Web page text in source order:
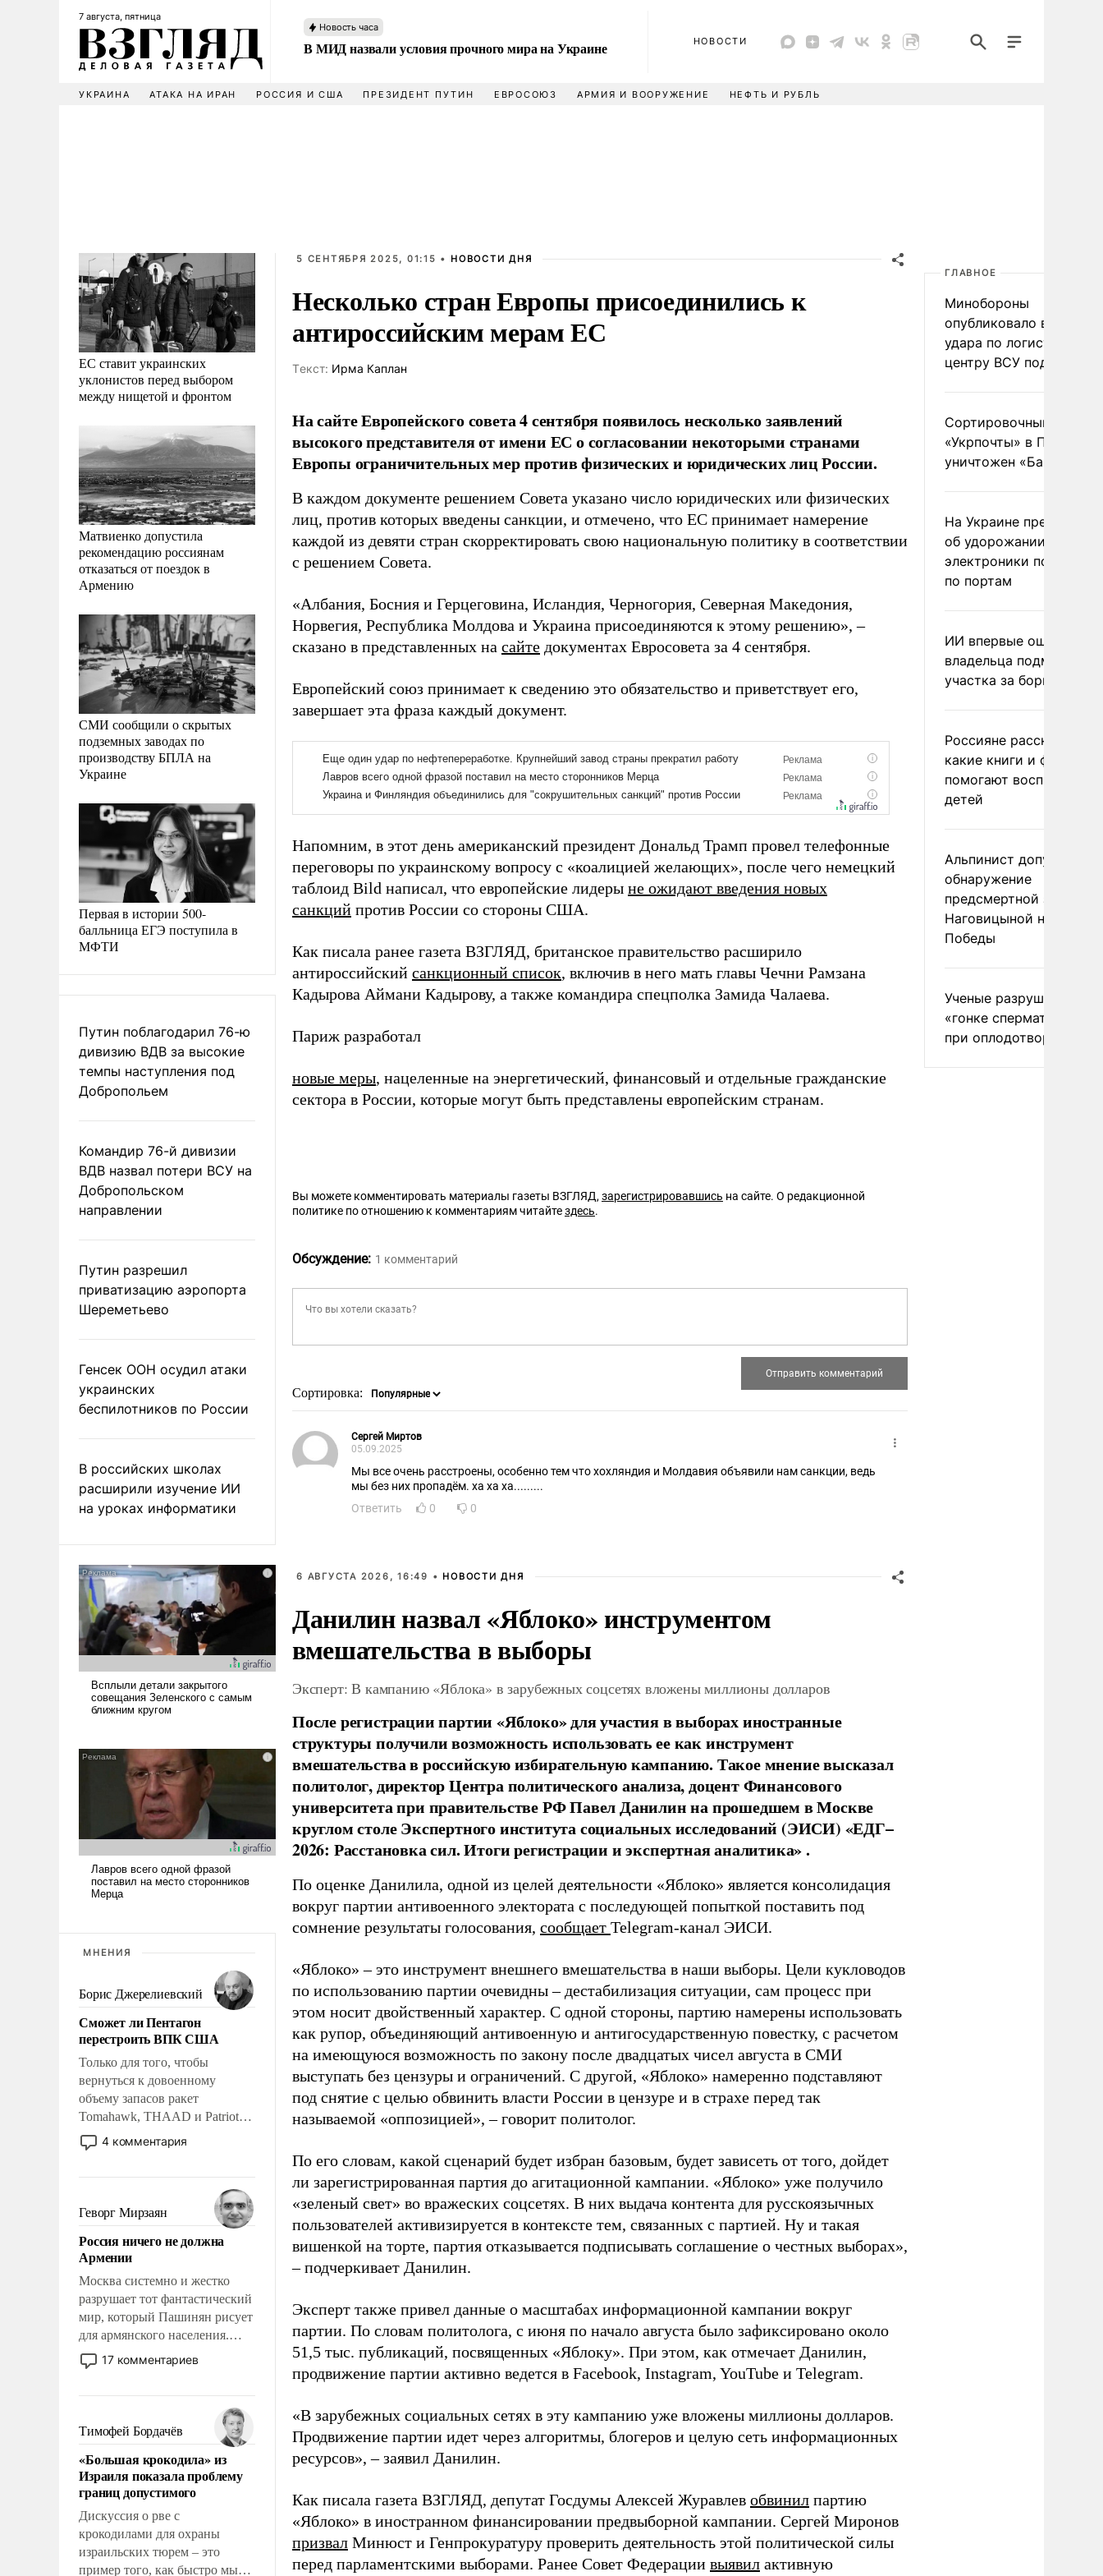
7 августа, пятница
Новость часа
В МИД назвали условия прочного мира на Украине НОВОСТИ
УКРАИНА АТАКА НА ИРАН РОССИЯ И США ПРЕЗИДЕНТ ПУТИН ЕВРОСОЮЗ АРМИЯ И ВООРУЖЕНИЕ НЕФТЬ И РУБЛЬ
ЕС ставит украинских
уклонистов перед выбором
между нищетой и фронтом
Матвиенко допустила
рекомендацию россиянам
отказаться от поездок в
Армению
СМИ сообщили о скрытых
подземных заводах по
производству БПЛА на
Украине
Первая в истории 500-
балльница ЕГЭ поступила в
МФТИ
Путин поблагодарил 76-ю
дивизию ВДВ за высокие
темпы наступления под
Добропольем
Командир 76-й дивизии
ВДВ назвал потери ВСУ на
Добропольском
направлении
Путин разрешил
приватизацию аэропорта
Шереметьево
Генсек ООН осудил атаки
украинских
беспилотников по России
В российских школах
расширили изучение ИИ
на уроках информатики
МНЕНИЯ
Борис Джерелиевский
Сможет ли Пентагон
перестроить ВПК США
Только для того, чтобы
вернуться к довоенному
объему запасов ракет
Tomahawk, THAAD и Patriot
США потребуется более трех
лет. Даже небольшая война с
Сложившаяся ситуация
означает многолетний период
уязвимости США, например,
перед Китаем.
4 комментария
Геворг Мирзаян
Россия ничего не должна
Армении
Москва системно и жестко
разрушает тот фантастический
мир, который Пашинян рисует
для армянского населения.
Мир, где политические
прожекты будут безусловно
налогоплательщиков и где
Еревану за свои поступки не
нужно отвечать.
17 комментариев
Тимофей Бордачёв
«Большая крокодила» из
Израиля показала проблему
границ допустимого
Дискуссия о рве с
крокодилами для охраны
израильских тюрем – это
пример того, как быстро мы
5 СЕНТЯБРЯ 2025, 01:15 • НОВОСТИ ДНЯ
Несколько стран Европы присоединились к
антироссийским мерам ЕС
Tекст: Ирма Каплан
На сайте Европейского совета 4 сентября появилось несколько заявлений
высокого представителя от имени ЕС о согласовании некоторыми странами
Европы ограничительных мер против физических и юридических лиц России.
В каждом документе решением Совета указано число юридических или физических
лиц, против которых введены санкции, и отмечено, что ЕС принимает намерение
каждой из девяти стран скорректировать свою национальную политику в соответствии
с решением Совета.
«Албания, Босния и Герцеговина, Исландия, Черногория, Северная Македония,
Норвегия, Республика Молдова и Украина присоединяются к этому решению», –
сказано в представленных на сайте документах Евросовета за 4 сентября.
Европейский союз принимает к сведению это обязательство и приветствует его,
завершает эта фраза каждый документ.
Напомним, в этот день американский президент Дональд Трамп провел телефонные
переговоры по украинскому вопросу с «коалицией желающих», после чего немецкий
таблоид Bild написал, что европейские лидеры не ожидают введения новых
санкций против России со стороны США.
Как писала ранее газета ВЗГЛЯД, британское правительство расширило
антироссийский санкционный список, включив в него мать главы Чечни Рамзана
Кадырова Аймани Кадырову, а также командира спецполка Замида Чалаева.
Париж разработал
новые меры, нацеленные на энергетический, финансовый и отдельные гражданские
сектора в России, которые могут быть представлены европейским странам.
Вы можете комментировать материалы газеты ВЗГЛЯД, зарегистрировавшись на сайте. О редакционной
политике по отношению к комментариям читайтездесь.
Обсуждение: 1 комментарий
Сортировка:
Сергей Миртов
05.09.2025
Мы все очень расстроены, особенно тем что хохляндия и Молдавия объявили нам санкции, ведь
мы без них пропадём. ха ха ха.........
Ответить
0 0
6 АВГУСТА 2026, 16:49 • НОВОСТИ ДНЯ
Данилин назвал «Яблоко» инструментом
вмешательства в выборы
Эксперт: В кампанию «Яблока» в зарубежных соцсетях вложены миллионы долларов
После регистрации партии «Яблоко» для участия в выборах иностранные
структуры получили возможность использовать ее как инструмент
вмешательства в российскую избирательную кампанию. Такое мнение высказал
политолог, директор Центра политического анализа, доцент Финансового
университета при правительстве РФ Павел Данилин на прошедшем в Москве
круглом столе Экспертного института социальных исследований (ЭИСИ) «ЕДГ–
2026: Расстановка сил. Итоги регистрации и экспертная аналитика» .
По оценке Данилила, одной из целей деятельности «Яблоко» является консолидация
вокруг партии антивоенного электората с последующей попыткой поставить под
сомнение результаты голосования, сообщает Telegram-канал ЭИСИ.
«Яблоко» – это инструмент внешнего вмешательства в наши выборы. Цели кукловодов
по использованию партии очевидны – дестабилизация ситуации, сам процесс при
этом носит двойственный характер. С одной стороны, партию намерены использовать
как рупор, объединяющий антивоенную и антигосударственную повестку, с расчетом
на имеющуюся возможность по закону после двадцатых чисел августа в СМИ
выступать без цензуры и ограничений. С другой, «Яблоко» намеренно подставляют
под снятие с целью обвинить власти России в цензуре и в страхе перед так
называемой «оппозицией», – говорит политолог.
По его словам, какой сценарий будет избран базовым, будет зависеть от того, дойдет
ли зарегистрированная партия до агитационной кампании. «Яблоко» уже получило
«зеленый свет» во вражеских соцсетях. В них выдача контента для русскоязычных
пользователей активизируется в контексте тем, связанных с партией. Ну и такая
вишенкой на торте, партия отказывается подписывать соглашение о честных выборах»,
– подчеркивает Данилин.
Эксперт также привел данные о масштабах информационной кампании вокруг
партии. По словам политолога, с июня по начало августа было зафиксировано около
51,5 тыс. публикаций, посвященных «Яблоку». При этом, как отмечает Данилин,
продвижение партии активно ведется в Facebook, Instagram, YouTube и Telegram.
«В зарубежных социальных сетях в эту кампанию уже вложены миллионы долларов.
Продвижение партии идет через алгоритмы, блогеров и целую сеть информационных
ресурсов», – заявил Данилин.
Как писала газета ВЗГЛЯД, депутат Госдумы Алексей Журавлев обвинил партию
«Яблоко» в иностранном финансировании предвыборной кампании. Сергей Миронов
призвал Минюст и Генпрокуратуру проверить деятельность этой политической силы
перед парламентскими выборами. Ранее Совет Федерации выявил активную
ГЛАВНОЕ
Минобороны
опубликовало видео
удара по
центру ВСУ под Киевом
Сортировочный пункт
«Укрпочты» в
уничтожен
На Украине
об удорожании
электроники после
по портам
ИИ впервые
владельца
участка за борщевик
Россияне рассказали,
какие книги и фильмы
помогают воспитывать
детей
Альпинист допустил
обнаружение
предсмертной записки
Наговицыной на пике
Победы
Ученые разрушили миф
«гонке
при оплодотворении